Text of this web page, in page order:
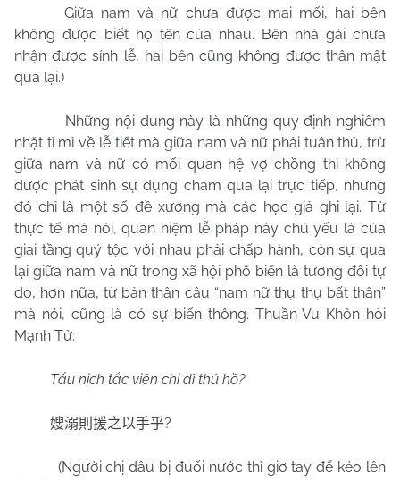
Giữa nam và nữ chưa được mai mối, hai bên
không được biết họ tên của nhau. Bên nhà gái chưa
nhận được sính lễ, hai bên cũng không được thân mật
qua lại.)
Những nội dung này là những quy định nghiêm
nhặt tỉ mỉ về lễ tiết mà giữa nam và nữ phải tuân thủ, trừ
giữa nam và nữ có mối quan hệ vợ chồng thì không
được phát sinh sự đụng chạm qua lại trực tiếp, nhưng
đó chỉ là một số đề xướng mà các học giả ghi lại. Từ
thực tế mà nói, quan niệm lễ pháp này chủ yếu là của
giai tầng quý tộc với nhau phải chấp hành, còn sự qua
lại giữa nam và nữ trong xã hội phổ biến là tương đối tự
do, hơn nữa, từ bản thân câu “nam nữ thụ thụ bất thân”
mà nói, cũng là có sự biến thông. Thuần Vu Khôn hỏi
Mạnh Tử:
Tẩu nịch tắc viên chi dĩ thủ hồ?
嫂溺則援之以手乎?
(Người chị dâu bị đuối nước thì giơ tay để kéo lên